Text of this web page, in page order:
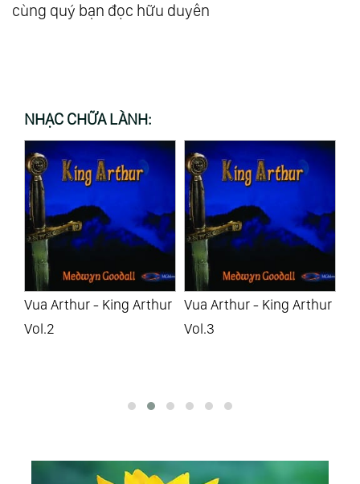
cùng quý bạn đọc hữu duyên
NHẠC CHỮA LÀNH:
Vua Arthur - King Arthur
Vol.2
Vua Arthur - King Arthur
Vol.3